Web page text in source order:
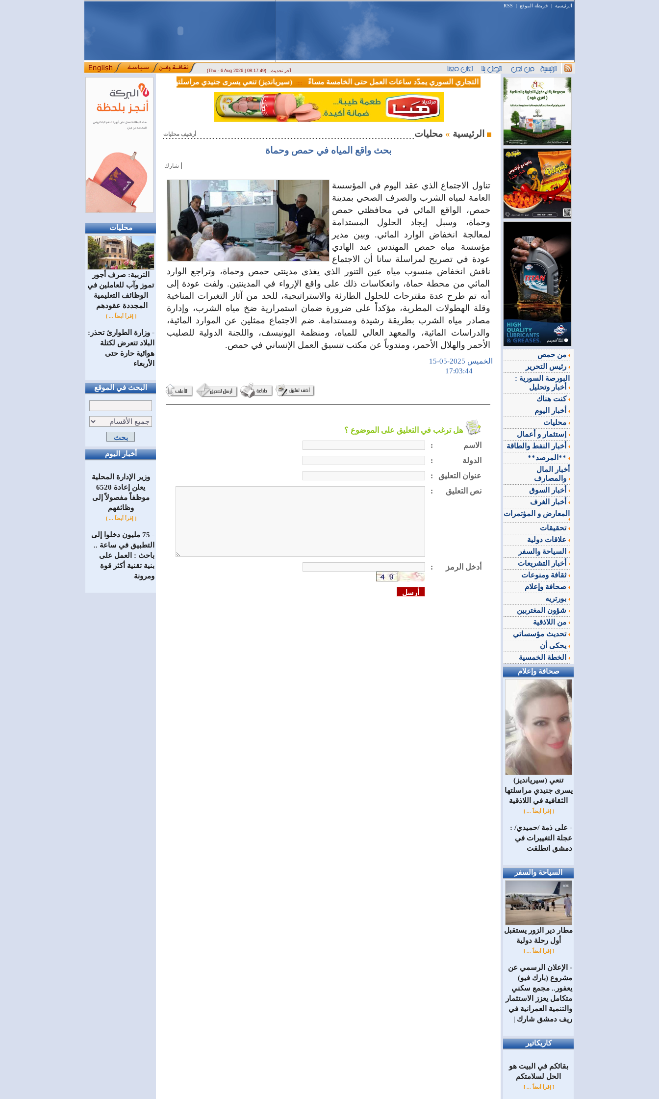
الرئيسية | خريطة الموقع |
RSS
(Thu - 6 Aug 2026 | 08:17:49) آخر تحديث
محليات
التربية: صرف أجور
تموز وآب للعاملين في
الوظائف ‏التعليمية
المجددة عقودهم ‏
[ إقرأ أيضاً ... ]
= وزارة الطوارئ تحذر:
البلاد تتعرض لكتلة
هوائية حارة حتى
الأربعاء
البحث في الموقع
أخبار اليوم
وزير الإدارة المحلية
يعلن إعادة 6520
موظفاً مفصولاً إلى
‏وظائفهم
[ إقرأ أيضاً ... ]
=
75 مليون دخلوا إلى
التطبيق في ساعة ..
باحث : العمل على
بنية تقنية أكثر قوة
ومرونة
وصول أول رحلة لشركة LEAV Aviation من دوسلدورف إلى دمشق المصرف التجاري السوري يمدّد ساعات العمل حتى الخامسة مساءً::::
أرشيف محليات الرئيسية »
بحث واقع المياه في حمص وحماة
شارك |
تناول الاجتماع الذي عقد اليوم في المؤسسة
العامة لمياه الشرب والصرف الصحي بمدينة
حمص، الواقع المائي في محافظتي حمص
وحماة، وسبل إيجاد الحلول المستدامة
لمعالجة انخفاض الوارد المائي. وبين مدير
مؤسسة مياه حمص المهندس عبد الهادي
عودة في تصريح لمراسلة سانا أن الاجتماع
ناقش انخفاض منسوب مياه عين التنور الذي يغذي مدينتي حمص وحماة، وتراجع الوارد
المائي من محطة حماة، وانعكاسات ذلك على واقع الإرواء في المدينتين. ولفت عودة إلى
أنه تم طرح عدة مقترحات للحلول الطارئة والاستراتيجية، للحد من آثار التغيرات المناخية
وقلة الهطولات المطرية، مؤكداً على ضرورة ضمان استمرارية ضخ مياه الشرب، وإدارة
مصادر مياه الشرب بطريقة رشيدة ومستدامة. ضم الاجتماع ممثلين عن الموارد المائية،
والدراسات المائية، والمعهد العالي للمياه، ومنظمة اليونيسف، واللجنة الدولية للصليب
الأحمر والهلال الأحمر، ومندوباً عن مكتب تنسيق العمل الإنساني في حمص.
الخميس 2025-05-15
17:03:44
هل ترغب في التعليق على الموضوع ؟
:
الاسم
:
الدولة
:
عنوان التعليق
:
نص التعليق
: أدخل الرمز
البورصة السورية :
كنت هناك
**المرصد**
أخبار المال
المعارض و المؤتمرات
تحقيقات
ثقافة ومنوعات
تحديث مؤسساتي
صحافة وإعلام
(سيريانديز) تنعي
يسرى جنيدي مراسلتها
الثقافية في اللاذقية
[ إقرأ أيضاً ... ]
= على ذمة /حميدي/ :
عجلة التغييرات في
دمشق انطلقت
السياحة والسفر
مطار دير الزور يستقبل
أول رحلة دولية
[ إقرأ أيضاً ... ]
=
الإعلان الرسمي عن
مشروع (بارك فيو)
يعفور.. مجمع سكني
متكامل يعزز الاستثمار
والتنمية العمرانية في
ريف دمشق شارك |
كاريكاتير
بقائكم في البيت هو
الحل لسلامتكم
[ إقرأ أيضاً ... ]